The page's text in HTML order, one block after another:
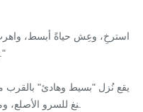
يقع نُزل "بسيط وهادئ" بالقرب
نغ للسرو الأصلع،